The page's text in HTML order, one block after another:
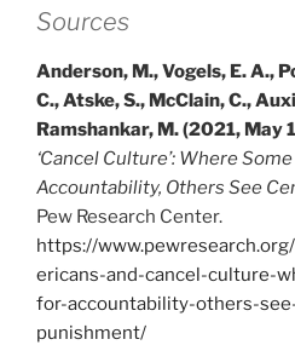
Sources
Anderson, M., Vogels, E. A.,
C., Atske, S., McClain, C.,
Ramshankar, M. (2021, May
‘Cancel Culture’: Where
Accountability, Others See
Pew Research Center.
https://
ericans-and-cancel-culture-
for-accountability-others-
punishment/